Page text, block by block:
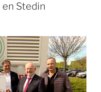
en Stedin